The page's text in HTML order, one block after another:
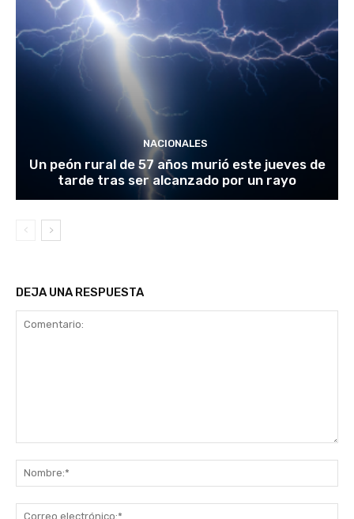
NACIONALES
Un peón rural de 57 años murió este jueves de
tarde tras ser alcanzado por un rayo
DEJA UNA RESPUESTA